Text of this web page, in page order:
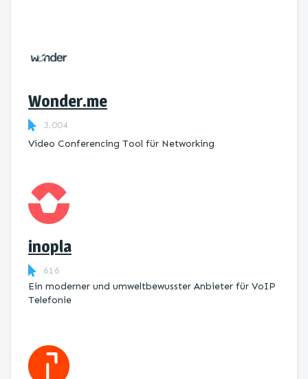
Wonder.me
3.004
Video Conferencing Tool für Networking
inopla
616
Ein moderner und umweltbewusster Anbieter für VoIP
Telefonie